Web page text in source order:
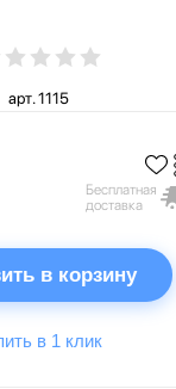
арт. 1115
Бесплатная
доставка
в корзину
в 1 клик